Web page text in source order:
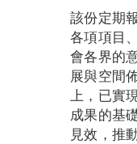
該份定期
各項項目
會各界的
展與空間
上，已實
成果的基
見效，推